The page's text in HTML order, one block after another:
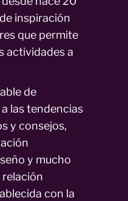
inspiración
que permite
actividades a
de
las tendencias
y consejos,
y mucho
relación
con la